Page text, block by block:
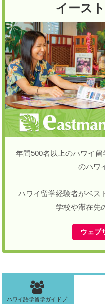
イース
年間500名以上のハワイ
のハワ
ハワイ留学経験者がベス
学校や滞在先
ウェブ
ハワイ語学留学ガイドプ